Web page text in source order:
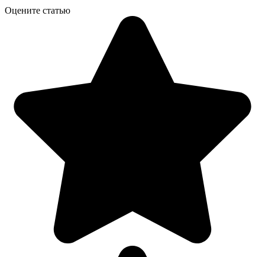
Оцените статью